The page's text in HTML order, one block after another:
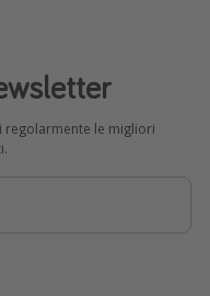
regolarmente le migliori